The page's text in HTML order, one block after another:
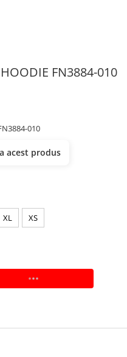
FN3884-010
010
acest produs
XL XS
ADAUGA IN COS